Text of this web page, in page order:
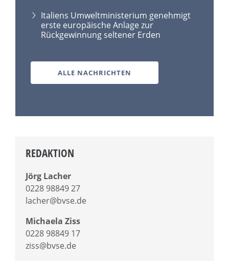
Italiens Umweltministerium genehmigt
erste europäische Anlage zur
Rückgewinnung seltener Erden
ALLE NACHRICHTEN
REDAKTION
Jörg Lacher
0228 98849 27
lacher@bvse.de
Michaela Ziss
0228 98849 17
ziss@bvse.de